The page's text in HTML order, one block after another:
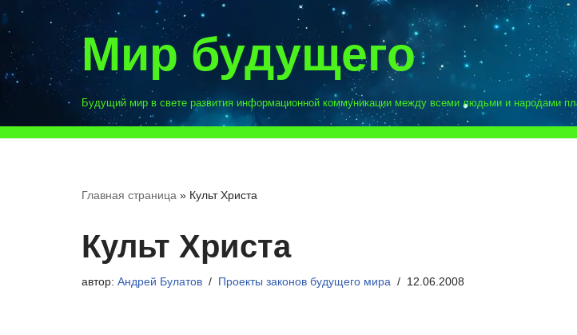
Перейти
к
содержимому
Мир будущего
Будущий мир в свете развития информационной коммуникации между всеми людьми и народами
Главная страница » Культ Христа
Культ Христа
автор: Андрей Булатов Проекты законов будущего мира 12.06.2008